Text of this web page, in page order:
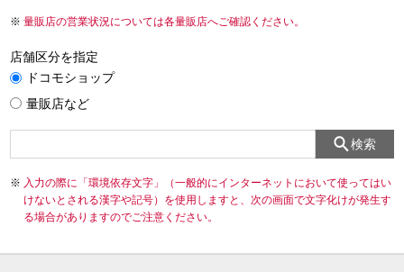
量販店の営業状況については各量販店へご確認ください。
店舗区分を指定
ドコモショップ
量販店など
検索
入力の際に「環境依存文字」（一般的にインターネットにおいて使ってはい
けないとされる漢字や記号）を使用しますと、次の画面で文字化けが発生す
る場合がありますのでご注意ください。